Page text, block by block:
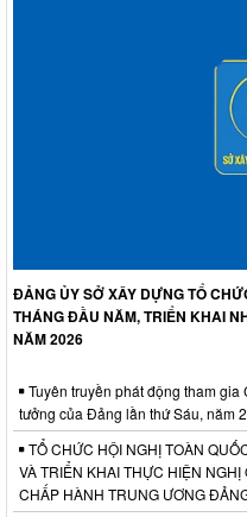
ĐẢNG ỦY SỞ XÂY DỰNG TỔ
THÁNG ĐẦU NĂM, TRIỂN KHAI
NĂM 2026
Tuyên truyền phát động tham
tưởng của Đảng lần thứ Sáu, năm
TỔ CHỨC HỘI NGHỊ TOÀN
VÀ TRIỂN KHAI THỰC HIỆN
CHẤP HÀNH TRUNG ƯƠNG